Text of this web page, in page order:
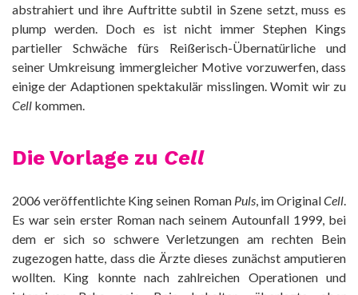
abstrahiert und ihre Auftritte subtil in Szene setzt, muss es
plump werden. Doch es ist nicht immer Stephen Kings
partieller Schwäche fürs Reißerisch-Übernatürliche und
seiner Umkreisung immergleicher Motive vorzuwerfen, dass
einige der Adaptionen spektakulär misslingen. Womit wir zu
Cell kommen.
Die Vorlage zu Cell
2006 veröffentlichte King seinen Roman Puls, im OriginalCell
Es war sein erster Roman nach seinem Autounfall 1999, bei
dem er sich so schwere Verletzungen am rechten Bein
zugezogen hatte, dass die Ärzte dieses zunächst amputieren
wollten. King konnte nach zahlreichen Operationen und